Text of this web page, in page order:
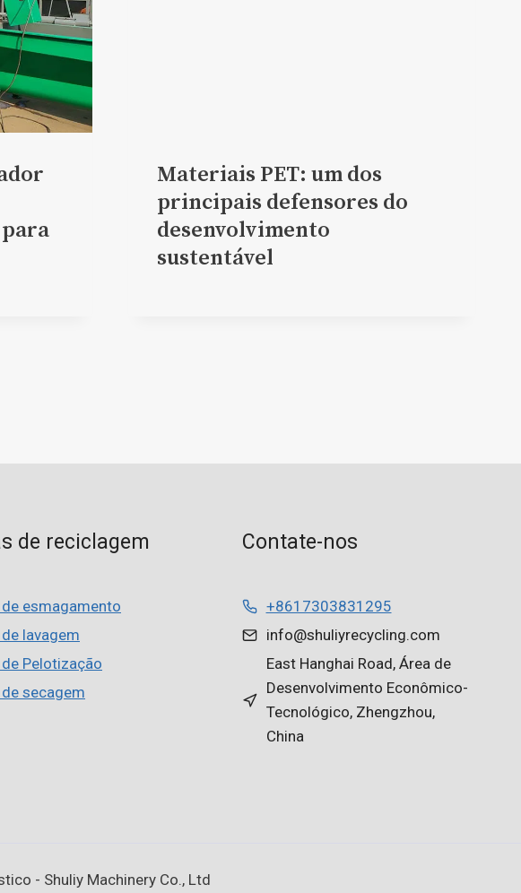
Materiais PET: um dos
principais defensores do
desenvolvimento
sustentável
de reciclagem
esmagamento
lavagem
Pelotização
secagem
Contate-nos
+8617303831295
info@shuliyrecycling.com
East Hanghai Road, Área de
Desenvolvimento Econômico-
Tecnológico, Zhengzhou,
China
- Shuliy Machinery Co., Ltd